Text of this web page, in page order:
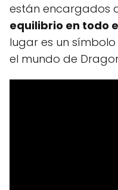
están encargados
equilibrio en todo
lugar es un
el mundo de